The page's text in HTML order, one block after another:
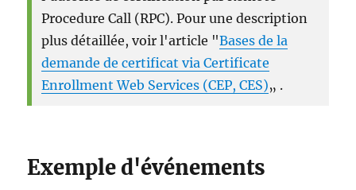
Procedure Call (RPC). Pour une description
plus détaillée, voir l'article "Bases de la
demande de certificat via Certificate
Enrollment Web Services (CEP, CES)„ .
Exemple d'événements